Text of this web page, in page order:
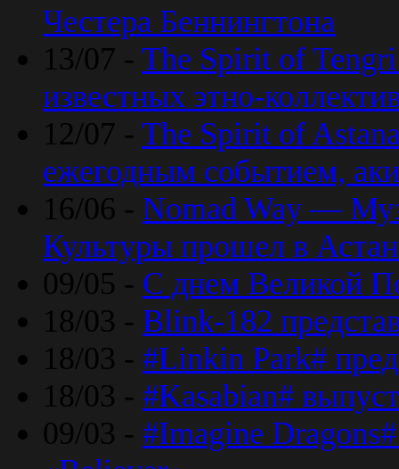
Честера Беннингтона
13/07 - The Spirit of Tengri
известных этно-
12/07 - The Spirit of
ежегодным событием,
16/06 - Nomad Way —
Культуры прошел в
09/05 - С днем Великой
18/03 - Blink-182
18/03 - #Linkin Park#
18/03 - #Kasabian#
09/03 - #Imagine